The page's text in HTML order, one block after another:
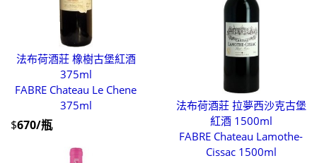
法布荷酒莊 橡樹古堡紅酒
375ml
FABRE Chateau Le Chene
375ml
$670/瓶
法布荷酒莊 拉夢西沙克古堡
紅酒 1500ml
FABRE Chateau Lamothe-
Cissac 1500ml